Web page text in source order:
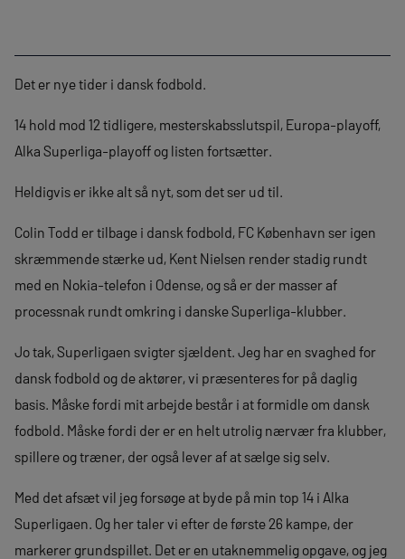
Det er nye tider i dansk fodbold.
14 hold mod 12 tidligere, mesterskabsslutspil, Europa-playoff,
Alka Superliga-playoff og listen fortsætter.
Heldigvis er ikke alt så nyt, som det ser ud til.
Colin Todd er tilbage i dansk fodbold, FC København ser igen
skræmmende stærke ud, Kent Nielsen render stadig rundt
med en Nokia-telefon i Odense, og så er der masser af
processnak rundt omkring i danske Superliga-klubber.
Jo tak, Superligaen svigter sjældent. Jeg har en svaghed for
dansk fodbold og de aktører, vi præsenteres for på daglig
basis. Måske fordi mit arbejde består i at formidle om dansk
fodbold. Måske fordi der er en helt utrolig nærvær fra klubber,
spillere og træner, der også lever af at sælge sig selv.
Med det afsæt vil jeg forsøge at byde på min top 14 i Alka
Superligaen. Og her taler vi efter de første 26 kampe, der
markerer grundspillet. Det er en utaknemmelig opgave, og jeg